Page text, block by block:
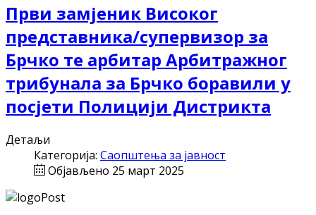
Први замјеник Високог
представника/супервизор за
Брчко те арбитар Арбитражног
трибунала за Брчко боравили у
посјети Полицији Дистрикта
Детаљи
Категорија: Саопштења за јавност
Објављено 25 март 2025